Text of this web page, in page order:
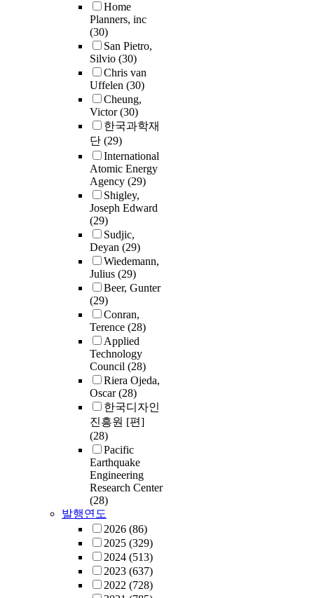
Home
Planners, inc
(30)
San Pietro,
Silvio (30)
Chris van
Uffelen (30)
Cheung,
Victor(30)
한국과학재
단 (29)
International
Atomic Energy
Agency (29)
Shigley,
Joseph Edward
(29)
Sudjic,
Deyan (29)
Wiedemann,
Julius (29)
Beer, Gunter
(29)
Conran,
Terence (28)
Applied
Technology
Council (28)
Riera Ojeda,
Oscar(28)
한국디자인
진흥원 [편]
(28)
Pacific
Earthquake
Engineering
Research Center
(28)
발행연도
2026 (86)
2025 (329)
2024 (513)
2023 (637)
2022 (728)